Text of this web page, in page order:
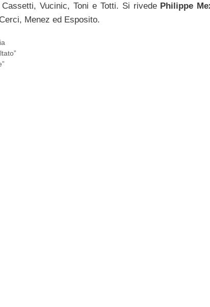
Vucinic, Toni e Totti. Si rivede Philippe
Menez ed Esposito.